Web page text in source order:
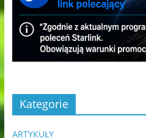
Kategorie
ARTYKUŁY